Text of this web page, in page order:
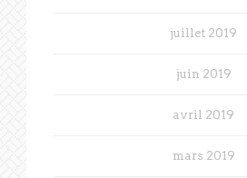
juillet 2019
juin 2019
avril 2019
mars 2019